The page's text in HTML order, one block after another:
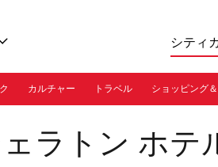
シティ
カルチャー トラベル ショッピング
ラトン ホテ